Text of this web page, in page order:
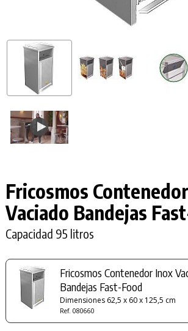
Fricosmos
Vaciado Bandejas
Capacidad 95 litros
Fricosmos Contenedor Inox
Bandejas Fast-Food
Dimensiones 62,5 x 60 x 125,5 cm
Ref. 080660